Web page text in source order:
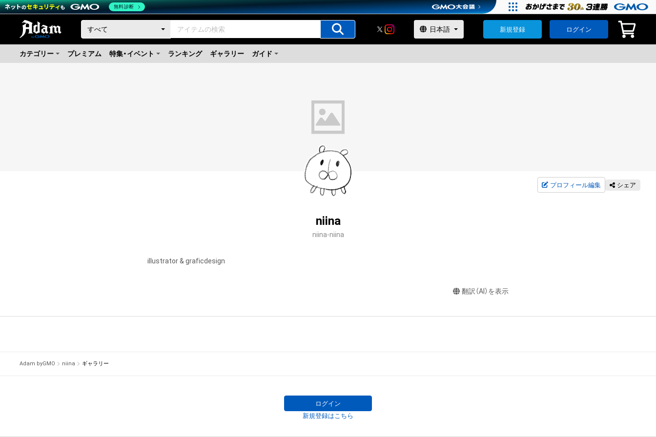
新規登録 ログイン
カテゴリー プレミアム 特集・イベント ランキング ギャラリー ガイド
プロフィール編集 シェア
niina
niina-niina
illustrator & graficdesign
翻訳（AI）を表示
Adam byGMO niina ギャラリー
ログイン
新規登録はこちら
無料診断